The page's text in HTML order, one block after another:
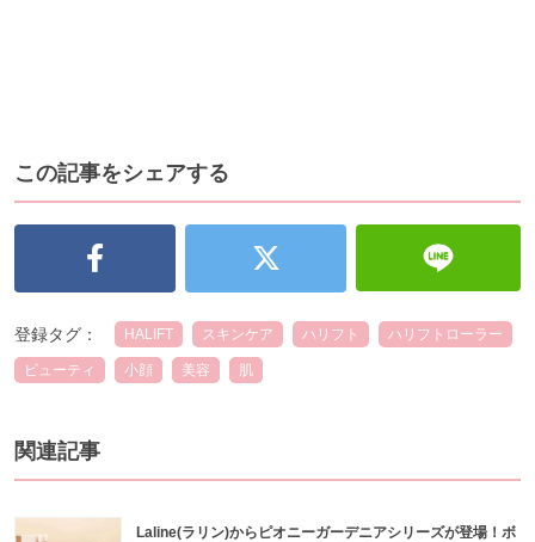
この記事をシェアする
登録タグ： HALIFT スキンケア ハリフト ハリフトローラー
ビューティ 小顔 美容 肌
関連記事
Laline(ラリン)からピオニーガーデニアシリーズが登場！ボ